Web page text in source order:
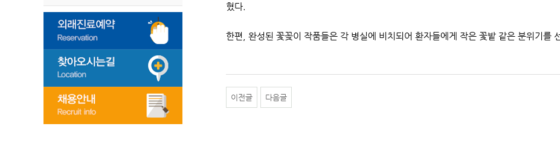
혔다.
한편, 완성된 꽃꽂이 작품들은 각 병실에 비치되어 환자들에게 작은 꽃밭 같은 분위기를
이전글 다음글